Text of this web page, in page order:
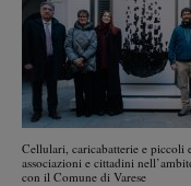
Cellulari, caricabatterie e piccoli
associazioni e cittadini
con il Comune di Varese